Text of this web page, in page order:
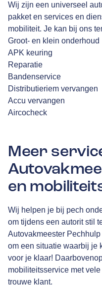
Wij zijn een universeel
pakket en services en
mobiliteit. Je kan bij ons
Groot- en klein onderhoud
APK keuring
Reparatie
Bandenservice
Distributieriem vervangen
Accu vervangen
Aircocheck
Meer
en
Wij helpen je bij pech
om tijdens een autorit stil
Autovakmeester
om een situatie waarbij je
voor je klaar!
mobiliteitsservice met
trouwe klant.